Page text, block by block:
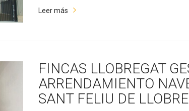
Leer más
FINCAS LLOBREGAT
ARRENDAMIENTO
SANT FELIU DE